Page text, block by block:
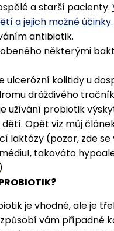
a starší pacienty.
a jejich možné účinky.
antibiotik.
některými
ulcerózní kolitidy u
dráždivého
užívání probiotik
Opět viz můj
laktózy (pozor, zde
takováto
)
je vhodné, ale je
vám případné